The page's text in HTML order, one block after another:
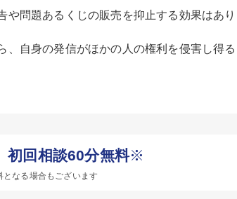
問題あるくじの販売を抑止する効果はあり
自身の発信がほかの人の権利を侵害し得
初回相談60分無料※
なる場合もございます